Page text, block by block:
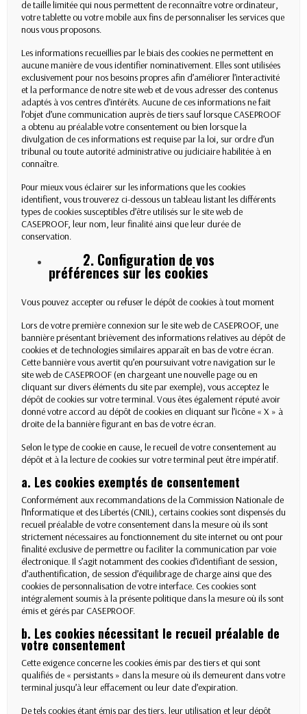
de taille limitée qui nous permettent de reconnaître votre ordinateur,
votre tablette ou votre mobile aux fins de personnaliser les services que
nous vous proposons.
Les informations recueillies par le biais des cookies ne permettent en
aucune manière de vous identifier nominativement. Elles sont utilisées
exclusivement pour nos besoins propres afin d’améliorer l’interactivité
et la performance de notre site web et de vous adresser des contenus
adaptés à vos centres d’intérêts. Aucune de ces informations ne fait
l’objet d’une communication auprès de tiers sauf lorsque CASEPROOF
a obtenu au préalable votre consentement ou bien lorsque la
divulgation de ces informations est requise par la loi, sur ordre d’un
tribunal ou toute autorité administrative ou judiciaire habilitée à en
connaître.
Pour mieux vous éclairer sur les informations que les cookies
identifient, vous trouverez ci-dessous un tableau listant les différents
types de cookies susceptibles d’être utilisés sur le site web de
CASEPROOF, leur nom, leur finalité ainsi que leur durée de
conservation.
2. Configuration de vos
préférences sur les cookies
Vous pouvez accepter ou refuser le dépôt de cookies à tout moment
Lors de votre première connexion sur le site web de CASEPROOF, une
bannière présentant brièvement des informations relatives au dépôt de
cookies et de technologies similaires apparaît en bas de votre écran.
Cette bannière vous avertit qu’en poursuivant votre navigation sur le
site web de CASEPROOF (en chargeant une nouvelle page ou en
cliquant sur divers éléments du site par exemple), vous acceptez le
dépôt de cookies sur votre terminal. Vous êtes également réputé avoir
donné votre accord au dépôt de cookies en cliquant sur l’icône « X » à
droite de la bannière figurant en bas de votre écran.
Selon le type de cookie en cause, le recueil de votre consentement au
dépôt et à la lecture de cookies sur votre terminal peut être impératif.
a. Les cookies exemptés de consentement
Conformément aux recommandations de la Commission Nationale de
l’Informatique et des Libertés (CNIL), certains cookies sont dispensés du
recueil préalable de votre consentement dans la mesure où ils sont
strictement nécessaires au fonctionnement du site internet ou ont pour
finalité exclusive de permettre ou faciliter la communication par voie
électronique. Il s’agit notamment des cookies d’identifiant de session,
d’authentification, de session d’équilibrage de charge ainsi que des
cookies de personnalisation de votre interface. Ces cookies sont
intégralement soumis à la présente politique dans la mesure où ils sont
émis et gérés par CASEPROOF.
b. Les cookies nécessitant le recueil préalable de
votre consentement
Cette exigence concerne les cookies émis par des tiers et qui sont
qualifiés de « persistants » dans la mesure où ils demeurent dans votre
terminal jusqu’à leur effacement ou leur date d’expiration.
De tels cookies étant émis par des tiers, leur utilisation et leur dépôt